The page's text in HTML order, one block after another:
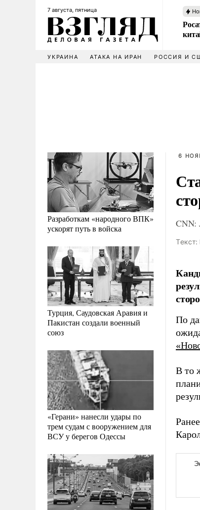
7 августа, пятница
УКРАИНА АТАКА НА ИРАН РОССИЯ И
Разработкам «народного ВПК»
ускорят путь в войска
Турция, Саудовская Аравия и
Пакистан создали военный
союз
«Герани» нанесли удары по
трем судам с вооружением для
ВСУ у берегов Одессы
6
CNN:
Tекст:
По
В то